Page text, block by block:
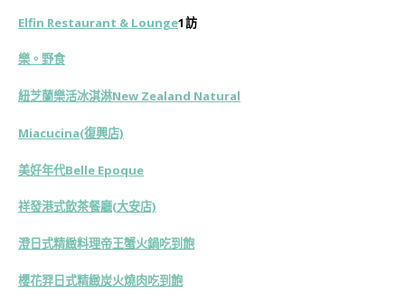
Elfin Restaurant & Lounge1訪
樂。野食
紐芝蘭樂活冰淇淋New Zealand Natural
Miacucina(復興店)
美好年代Belle Epoque
祥發港式飲茶餐廳(大安店)
澄日式精緻料理帝王蟹火鍋吃到飽
櫻花羿日式精緻炭火燒肉吃到飽